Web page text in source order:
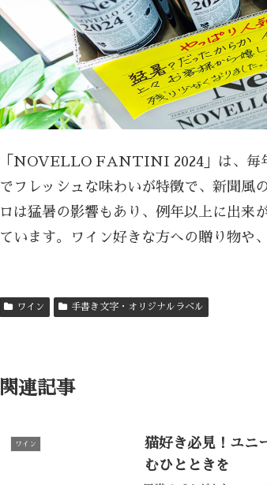
「NOVELLO FANTINI 2024」は、毎
でフレッシュな味わいが特徴で、新聞風
ロは猛暑の影響もあり、例年以上に出来
ています。ワイン好きな方への贈り物や
ワイン 手書き文字・オリジナルラベル
関連記事
ワイン
猫好き必見！ユニ
むひとときを